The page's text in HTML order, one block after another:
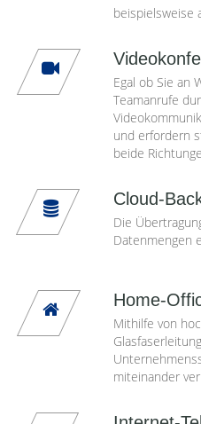
beispielsweise
Egal ob Sie an
Teamanrufe
und erfordern
beide
Cloud-
Die
Datenmengen
Home-
Mithilfe von
miteinander